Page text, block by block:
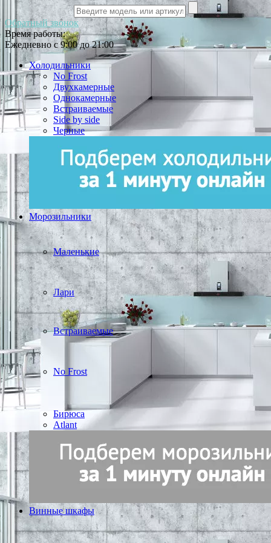
Обратный звонок
Время работы:
Ежедневно с 9:00 до 21:00
Холодильники
No Frost
Двухкамерные
Однокамерные
Встраиваемые
Side by side
Черные
Морозильники
Маленькие
Лари
Встраиваемые
No Frost
Бирюса
Atlant
Винные шкафы